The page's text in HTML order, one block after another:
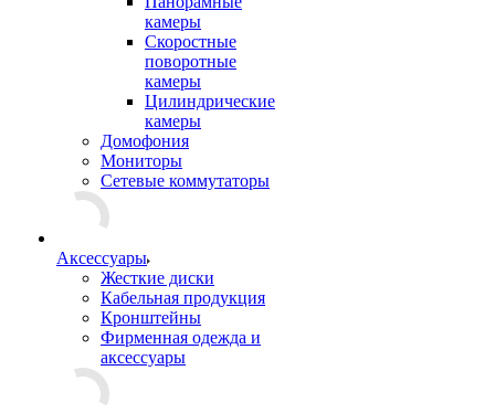
камеры
Скоростные
поворотные
камеры
Цилиндрические
камеры
Домофония
Мониторы
Сетевые коммутаторы
Аксессуары
Жесткие диски
Кабельная продукция
Кронштейны
Фирменная одежда и
аксессуары